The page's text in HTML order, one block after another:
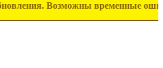
Возможны временные ошибки в